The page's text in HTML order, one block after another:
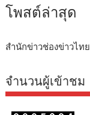
โพสต์ล่าสุด
สำนักข่าวช่องข่าวไท
จำนวนผู้เข้าชม